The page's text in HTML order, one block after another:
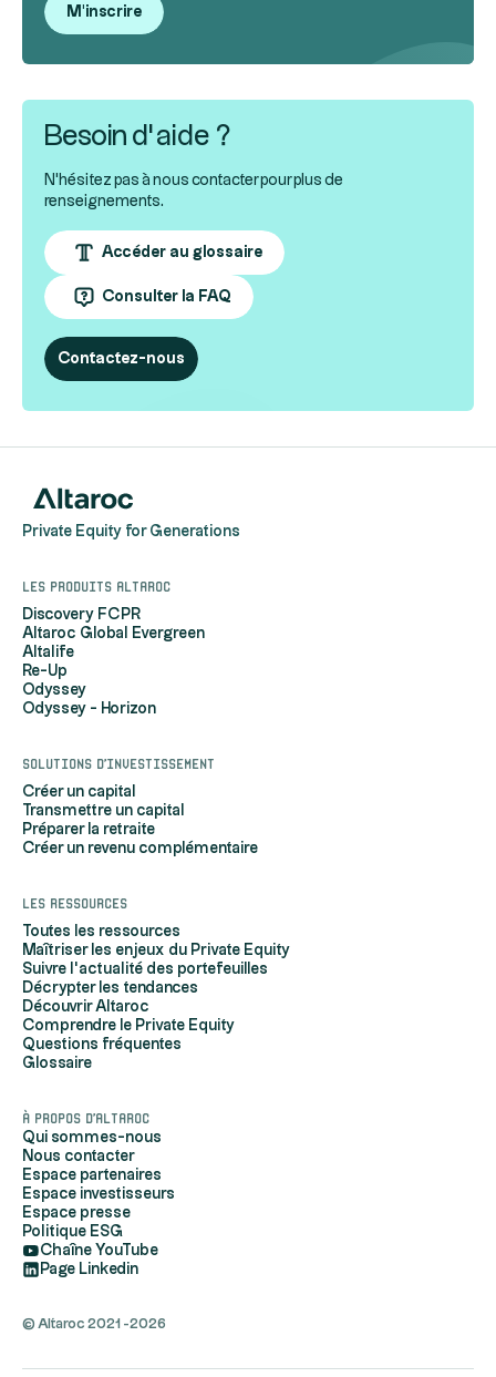
M'inscrire
Besoin d’aide ?
N'hésitez pas à nous contacter pour plus de
renseignements.
Accéder au glossaire
Consulter la FAQ
Contactez-nous
Private Equity for Generations
Les produits Altaroc
Discovery FCPR
Altaroc Global Evergreen
Altalife
Re-Up
Odyssey
Odyssey - Horizon
Solutions d'investissement
Créer un capital
Transmettre un capital
Préparer la retraite
Créer un revenu complémentaire
Les ressources
Toutes les ressources
Maîtriser les enjeux du Private Equity
Suivre l'actualité des portefeuilles
Décrypter les tendances
Découvrir Altaroc
Comprendre le Private Equity
Questions fréquentes
Glossaire
À propos d'Altaroc
Qui sommes-nous
Nous contacter
Espace partenaires
Espace investisseurs
Espace presse
Politique ESG
Chaîne YouTube
Page Linkedin
© Altaroc 2021 -2026